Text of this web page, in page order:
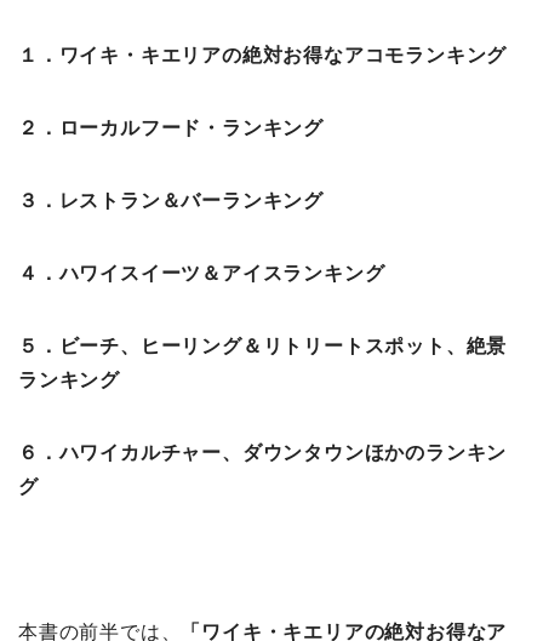
１．ワイキ・キエリアの絶対お得なアコモランキング
２．ローカルフード・ランキング
３．レストラン＆バーランキング
４．ハワイスイーツ＆アイスランキング
５．ビーチ、ヒーリング＆リトリートスポット、絶景
ランキング
６．ハワイカルチャー、ダウンタウンほかのランキン
グ
本書の前半では、
「ワイキ・キエリアの絶対お得なア